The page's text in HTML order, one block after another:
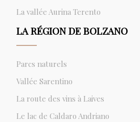
La vallée Aurina Terento
LA RÉGION DE BOLZANO
Parcs naturels
Vallée Sarentino
La route des vins à Laives
Le lac de Caldaro Andriano